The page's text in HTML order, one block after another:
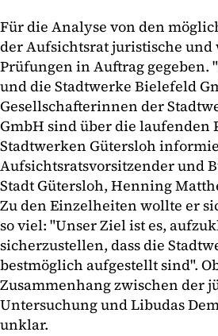
Für die Analyse von den
der Aufsichtsrat juristische
Prüfungen in Auftrag gegeben.
und die Stadtwerke Bielefeld
Gesellschafterinnen der
GmbH sind über die laufenden
Stadtwerken Gütersloh
Aufsichtsratsvorsitzender und
Stadt Gütersloh, Henning
Zu den Einzelheiten wollte er
so viel: "Unser Ziel ist es,
sicherzustellen, dass die
bestmöglich aufgestellt sind".
Zusammenhang zwischen der
Untersuchung und Libudas
unklar.